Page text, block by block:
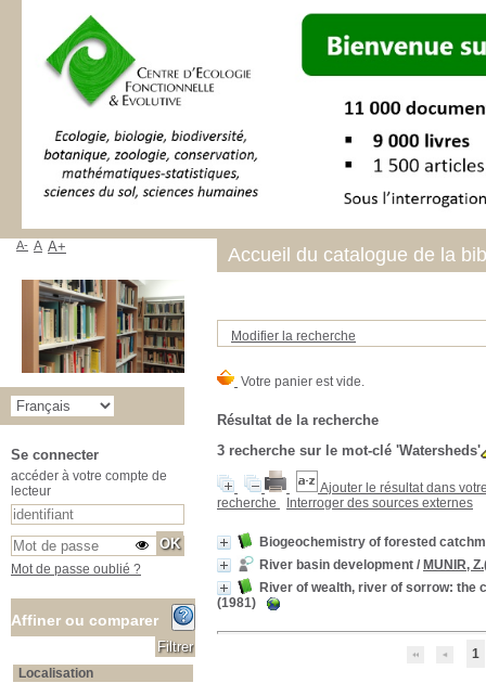
Modifier la recherche
Résultat de la recherche
3 recherche sur le mot-clé 'Watersheds'
Ajouter le résultat dans
recherche
Interroger des sources externes
Biogeochemistry of forested
River basin development / MUNIR,
River of wealth, river of sorrow: the
(1981)
1
Accueil du catalogue de la
A- A A+
Se connecter
accéder à votre compte de
lecteur
Mot de passe oublié ?
Affiner ou comparer
Localisation